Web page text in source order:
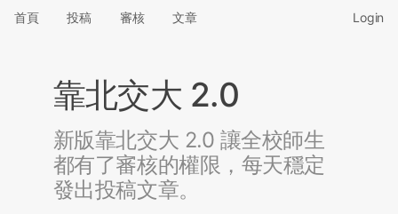
首頁 投稿 審核 文章 Login
靠北交大 2.0
新版靠北交大 2.0 讓全校師生
都有了審核的權限，每天穩定
發出投稿文章。